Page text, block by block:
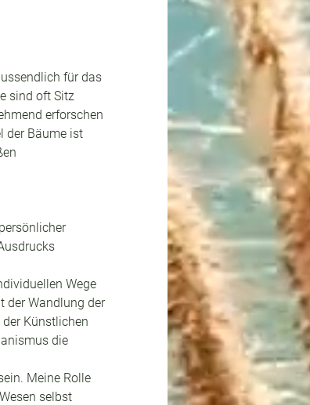
für das
sind oft Sitz
erforschen
der Bäume ist
Wege
der Wandlung der
Künstlichen
die
Meine Rolle
selbst